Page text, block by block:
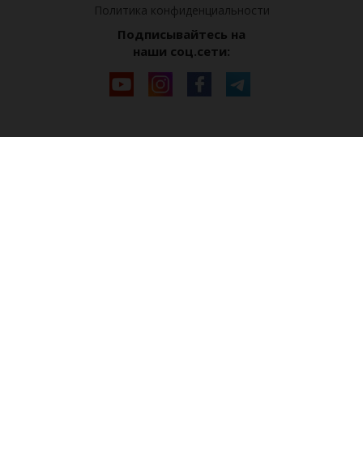
Политика конфиденциальности
Подписывайтесь на
наши соц.сети: